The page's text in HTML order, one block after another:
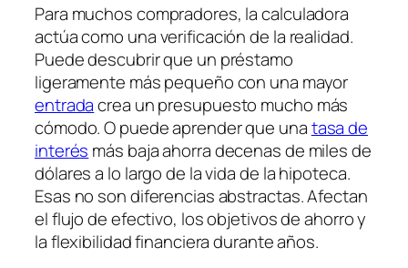
Para muchos compradores, la calculadora
actúa como una verificación de la realidad.
Puede descubrir que un préstamo
ligeramente más pequeño con una mayor
entradacrea un presupuesto mucho más
cómodo. O puede aprender que unatasa de
interés más baja ahorra decenas de miles de
dólares a lo largo de la vida de la hipoteca.
Esas no son diferencias abstractas. Afectan
el flujo de efectivo, los objetivos de ahorro y
la flexibilidad financiera durante años.